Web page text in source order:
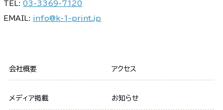
TEL:03-3369-7120
EMAIL: info@k-1-print.jp
会社概要 アクセス
メディア掲載 お知らせ